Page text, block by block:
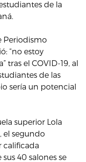
de la
Periodismo
“no estoy
tras el COVID-19, al
de las
sería un potencial
superior Lola
el segundo
calificada
40 salones se